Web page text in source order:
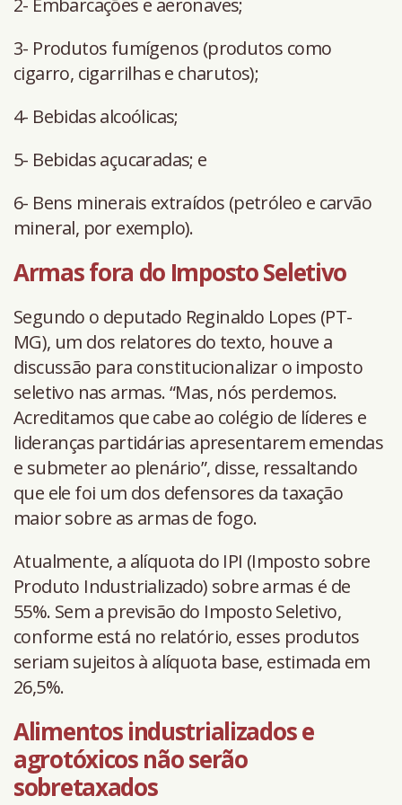
2- Embarcações e aeronaves;
3- Produtos fumígenos (produtos como
cigarro, cigarrilhas e charutos);
4- Bebidas alcoólicas;
5- Bebidas açucaradas; e
6- Bens minerais extraídos (petróleo e carvão
mineral, por exemplo).
Armas fora do Imposto Seletivo
Segundo o deputado Reginaldo Lopes (PT-
MG), um dos relatores do texto, houve a
discussão para constitucionalizar o imposto
seletivo nas armas. “Mas, nós perdemos.
Acreditamos que cabe ao colégio de líderes e
lideranças partidárias apresentarem emendas
e submeter ao plenário”, disse, ressaltando
que ele foi um dos defensores da taxação
maior sobre as armas de fogo.
Atualmente, a alíquota do IPI (Imposto sobre
Produto Industrializado) sobre armas é de
55%. Sem a previsão do Imposto Seletivo,
conforme está no relatório, esses produtos
seriam sujeitos à alíquota base, estimada em
26,5%.
Alimentos industrializados e
agrotóxicos não serão
sobretaxados